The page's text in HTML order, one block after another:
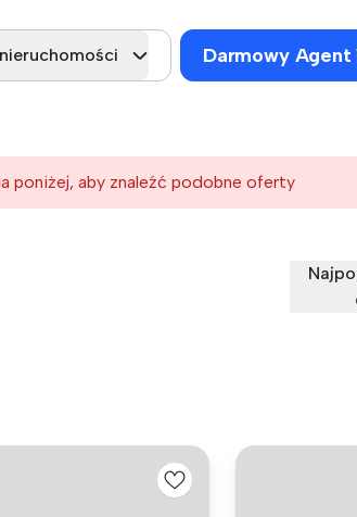
Darmowy Agent
poniżej, aby znaleźć podobne oferty